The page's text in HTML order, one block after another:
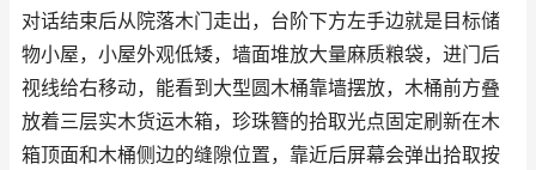
对话结束后从院落木门走出，台阶下方左手边就是目标储
物小屋，小屋外观低矮，墙面堆放大量麻质粮袋，进门后
视线给右移动，能看到大型圆木桶靠墙摆放，木桶前方叠
放着三层实木货运木箱，珍珠簪的拾取光点固定刷新在木
箱顶面和木桶侧边的缝隙位置，靠近后屏幕会弹出拾取按